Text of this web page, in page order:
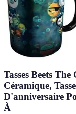
Tasses Beets
Céramique,
D'anniversaire
À